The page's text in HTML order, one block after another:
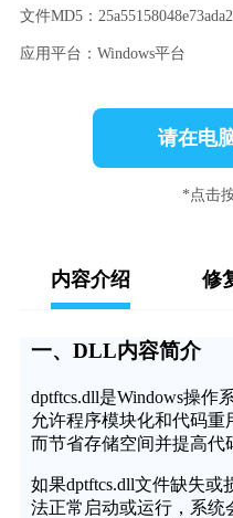
应用平台：Windows平台
请在电
*点击
内容介绍 修
一、DLL内容简介
dptftcs.dll是Windows操作
允许程序模块化和代码重
而节省存储空间并提高代
如果dptftcs.dll文件缺失
法正常启动或运行，系统